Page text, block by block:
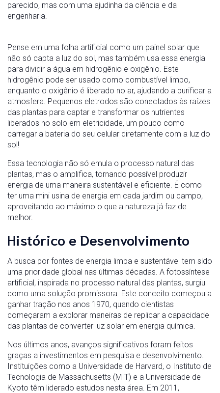
parecido, mas com uma ajudinha da ciência e da
engenharia.
Pense em uma folha artificial como um painel solar que
não só capta a luz do sol, mas também usa essa energia
para dividir a água em hidrogênio e oxigênio. Este
hidrogênio pode ser usado como combustível limpo,
enquanto o oxigênio é liberado no ar, ajudando a purificar a
atmosfera. Pequenos eletrodos são conectados às raízes
das plantas para captar e transformar os nutrientes
liberados no solo em eletricidade, um pouco como
carregar a bateria do seu celular diretamente com a luz do
sol!
Essa tecnologia não só emula o processo natural das
plantas, mas o amplifica, tornando possível produzir
energia de uma maneira sustentável e eficiente. É como
ter uma mini usina de energia em cada jardim ou campo,
aproveitando ao máximo o que a natureza já faz de
melhor.
Histórico e Desenvolvimento
A busca por fontes de energia limpa e sustentável tem sido
uma prioridade global nas últimas décadas. A fotossíntese
artificial, inspirada no processo natural das plantas, surgiu
como uma solução promissora. Este conceito começou a
ganhar tração nos anos 1970, quando cientistas
começaram a explorar maneiras de replicar a capacidade
das plantas de converter luz solar em energia química.
Nos últimos anos, avanços significativos foram feitos
graças a investimentos em pesquisa e desenvolvimento.
Instituições como a Universidade de Harvard, o Instituto de
Tecnologia de Massachusetts (MIT) e a Universidade de
Kyoto têm liderado estudos nesta área. Em 2011,